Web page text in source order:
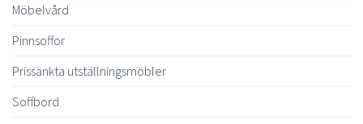
Möbelvård
Pinnsoffor
Prissänkta utställningsmöbler
Soffbord